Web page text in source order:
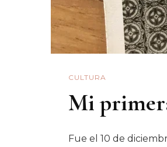
CULTURA
Mi
Fue el 10 de